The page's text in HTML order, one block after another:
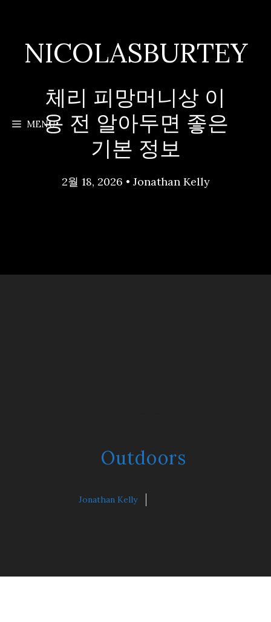
contentNICOLASBURTEY
MENU
체리 피망머니상 이
용 전 알아두면 좋은
기본 정보
2월 18, 2026 • Jonathan Kelly
Outdoors
Jonathan Kelly